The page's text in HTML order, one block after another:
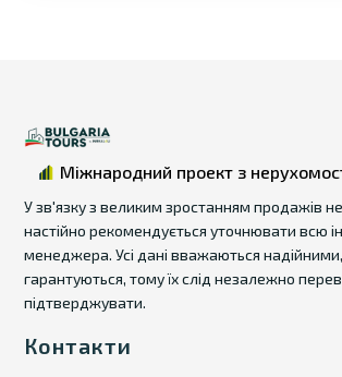
Міжнародний проект з
У зв'язку з великим зростанням продажів
настійно рекомендується уточнювати всю
менеджера. Усі дані вважаються
гарантуються, тому їх слід незалежно
підтверджувати.
Контакти